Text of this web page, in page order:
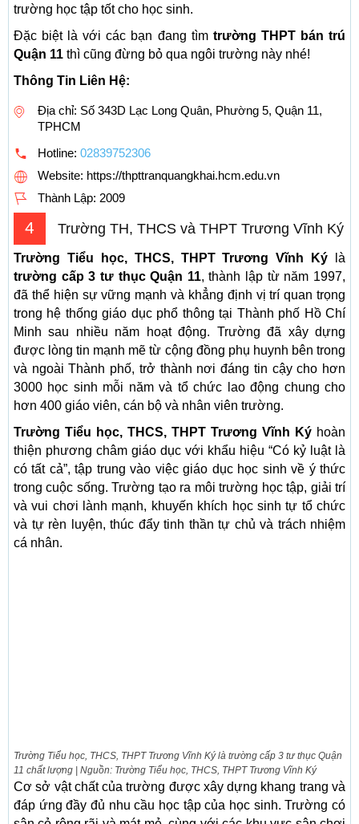
trường học tập tốt cho học sinh.
Đặc biệt là với các bạn đang tìm trường THPT bán trú
Quận 11 thì cũng đừng bỏ qua ngôi trường này nhé!
Thông Tin Liên Hệ:
Địa chỉ: Số 343D Lạc Long Quân, Phường 5, Quận 11,
TPHCM
Hotline: 02839752306
Website: https://thpttranquangkhai.hcm.edu.vn
Thành Lập: 2009
4 Trường TH, THCS và THPT Trương Vĩnh Ký
Trường Tiểu học, THCS, THPT Trương Vĩnh Ký là
trường cấp 3 tư thục Quận 11, thành lập từ năm 1997,
đã thể hiện sự vững mạnh và khẳng định vị trí quan trọng
trong hệ thống giáo dục phổ thông tại Thành phố Hồ Chí
Minh sau nhiều năm hoạt động. Trường đã xây dựng
được lòng tin mạnh mẽ từ cộng đồng phụ huynh bên trong
và ngoài Thành phố, trở thành nơi đáng tin cậy cho hơn
3000 học sinh mỗi năm và tổ chức lao động chung cho
hơn 400 giáo viên, cán bộ và nhân viên trường.
Trường Tiểu học, THCS, THPT Trương Vĩnh Ký hoàn
thiện phương châm giáo dục với khẩu hiệu “Có kỷ luật là
có tất cả”, tập trung vào việc giáo dục học sinh về ý thức
trong cuộc sống. Trường tạo ra môi trường học tập, giải trí
và vui chơi lành mạnh, khuyến khích học sinh tự tổ chức
và tự rèn luyện, thúc đẩy tinh thần tự chủ và trách nhiệm
cá nhân.
Trường Tiểu học, THCS, THPT Trương Vĩnh Ký là trường cấp 3 tư thục Quận
11 chất lượng | Nguồn: Trường Tiểu học, THCS, THPT Trương Vĩnh Ký
Cơ sở vật chất của trường được xây dựng khang trang và
đáp ứng đầy đủ nhu cầu học tập của học sinh. Trường có